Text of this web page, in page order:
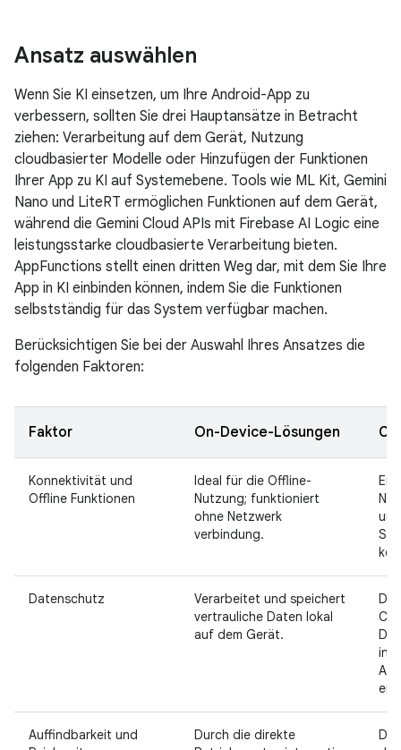
Ansatz auswählen
Wenn Sie KI einsetzen, um Ihre Android-App zu
verbessern, sollten Sie drei Hauptansätze in Betracht
ziehen: Verarbeitung auf dem Gerät, Nutzung
cloudbasierter Modelle oder Hinzufügen der Funktionen
Ihrer App zu KI auf Systemebene. Tools wie ML Kit, Gemini
Nano und LiteRT ermöglichen Funktionen auf dem Gerät,
während die Gemini Cloud APIs mit Firebase AI Logic eine
leistungsstarke cloudbasierte Verarbeitung bieten.
AppFunctions stellt einen dritten Weg dar, mit dem Sie Ihre
App in KI einbinden können, indem Sie die Funktionen
selbstständig für das System verfügbar machen.
Berücksichtigen Sie bei der Auswahl Ihres Ansatzes die
folgenden Faktoren:
Faktor On-Device-Lösungen
Konnektivität und
Offline Funktionen
Ideal für die Offline-
Nutzung; funktioniert
ohne Netzwerk
verbindung.
um
Datenschutz
Verarbeitet und speichert
vertrauliche Daten lokal
auf dem Gerät.
in
Auffindbarkeit und
Durch die direkte
Die